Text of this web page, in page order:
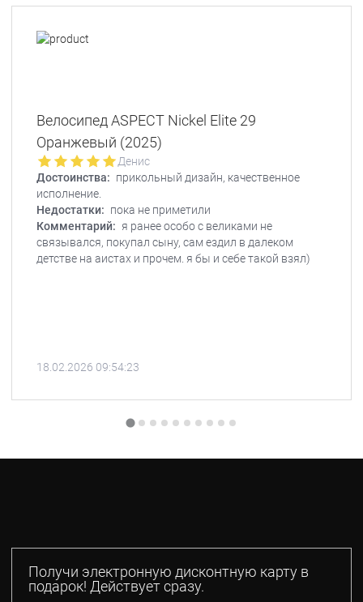
Велосипед ASPECT Nickel Elite 29
Оранжевый (2025)
Денис
Достоинства:
исполнение.
Недостатки: пока не приметили
Комментарий:
связывался, покупал сыну, сам ездил в далеком
детстве на аистах и прочем. я бы и себе такой взял)
18.02.2026 09:54:23
Получи электронную дисконтную карту в
подарок! Действует сразу.